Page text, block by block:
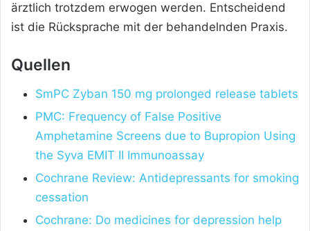
ärztlich trotzdem erwogen werden. Entscheidend
ist die Rücksprache mit der behandelnden Praxis.
Quellen
SmPC Zyban 150 mg prolonged release tablets
PMC: Frequency of False Positive
Amphetamine Screens due to Bupropion Using
the Syva EMIT II Immunoassay
Cochrane Review: Antidepressants for smoking
cessation
Cochrane: Do medicines for depression help